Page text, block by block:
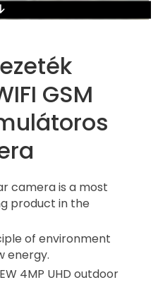
GSM
camera is a most
product in the
of environment
energy.
4MP UHD outdoor